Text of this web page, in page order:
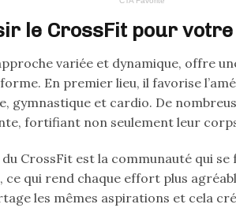
le CrossFit pour
variée et dynamique, offre
En premier lieu, il favorise
gymnastique et cardio. De
fortifiant non seulement leur
CrossFit est la communauté qui se
qui rend chaque effort plus
les mêmes aspirations et cela